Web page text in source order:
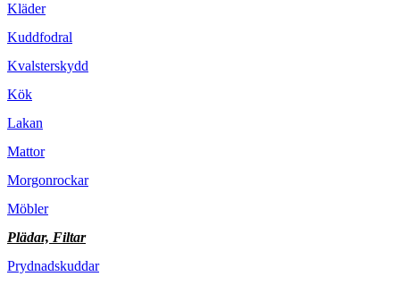
Kläder
Kuddfodral
Kvalsterskydd
Kök
Lakan
Mattor
Morgonrockar
Möbler
Plädar, Filtar
Prydnadskuddar